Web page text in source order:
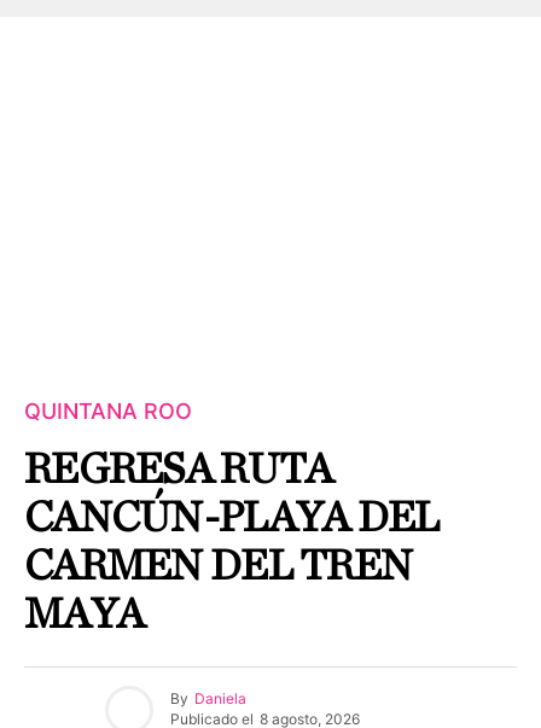
QUINTANA ROO
REGRESA RUTA
CANCÚN-PLAYA DEL
CARMEN DEL TREN
MAYA
By Daniela
Publicado el 8 agosto, 2026